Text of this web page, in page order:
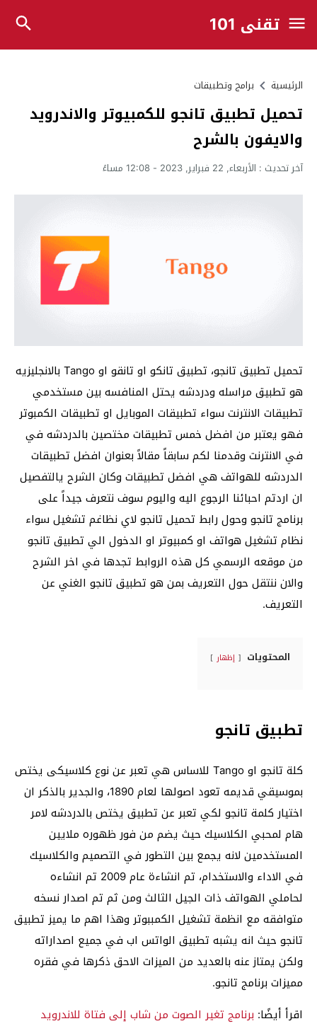
تقني 101
الرئيسية برامج وتطبيقات
تحميل تطبيق تانجو للكمبيوتر والاندرويد
والايفون بالشرح
آخر تحديث : الأربعاء, 22 فبراير, 2023 - 12:08 مساءً
تحميل تطبيق تانجو، تطبيق تانكو او تانقو او Tango بالانجليزيه
هو تطبيق مراسله ودردشه يحتل المنافسه بين مستخدمي
تطبيقات الانترنت سواء تطبيقات الموبايل او تطبيقات الكمبوتر
فهو يعتبر من افضل خمس تطبيقات مختصين بالدردشه في
في الانترنت وقدمنا لكم سابقاً مقالاً بعنوان افضل تطبيقات
الدردشه للهواتف هي افضل تطبيقات وكان الشرح يالتفصيل
ان اردتم احبائنا الرجوع اليه واليوم سوف نتعرف جيداً على
برنامج تانجو وحول رابط تحميل تانجو لاي نظاغم تشغيل سواء
نظام تشغيل هواتف او كمبيوتر او الدخول الي تطبيق تانجو
من موقعه الرسمي كل هذه الروابط تجدها في اخر الشرح
والان ننتقل حول التعريف بمن هو تطبيق تانجو الغني عن
التعريف.
المحتويات إظهار
تطبيق تانجو
كلة تانجو او Tango للاساس هي تعبر عن نوع كلاسيكى يختص
بموسيقي قديمه تعود اصولها لعام 1890، والجدير بالذكر ان
اختيار كلمة تانجو لكي تعبر عن تطبيق يختص بالدردشه لامر
هام لمحبي الكلاسيك حيث يضم من فور ظهوره ملايين
المستخدمين لانه يجمع بين التطور في التصميم والكلاسيك
في الاداء والاستخدام، تم انشاءة عام 2009 تم انشاءه
لحاملي الهواتف ذات الجيل الثالث ومن ثم تم اصدار نسخه
متوافقه مع انظمة تشغيل الكمببوتر وهذا اهم ما يميز تطبيق
تانجو حيث انه يشبه تطبيق الواتس اب في جميع اصداراته
ولكن يمتاز عنه بالعديد من الميزات الاحق ذكرها في فقره
مميزات برنامج تانجو.
اقرأ أيضًا: برنامج تغير الصوت من شاب إلى فتاة للاندرويد